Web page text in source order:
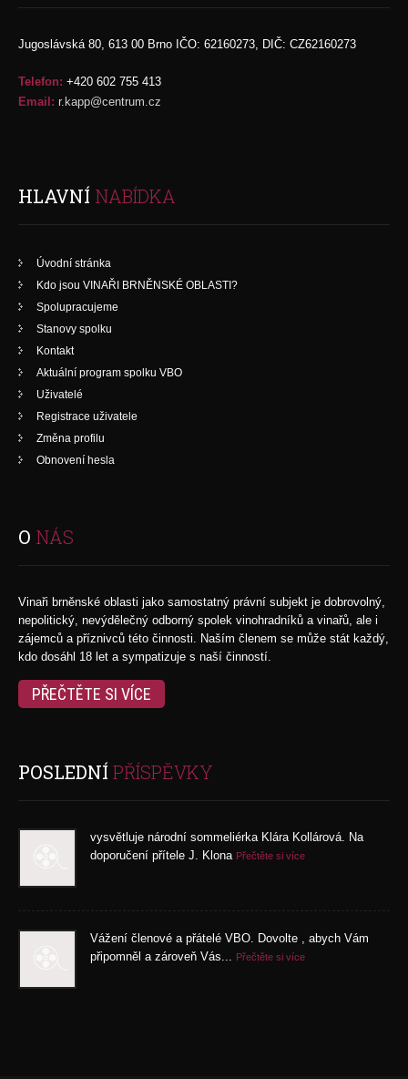
Jugoslávská 80, 613 00 Brno IČO: 62160273, DIČ: CZ62160273
Telefon: +420 602 755 413
Email: r.kapp@centrum.cz
HLAVNÍ NABÍDKA
Úvodní stránka
Kdo jsou VINAŘI BRNĚNSKÉ OBLASTI?
Spolupracujeme
Stanovy spolku
Kontakt
Aktuální program spolku VBO
Uživatelé
Registrace uživatele
Změna profilu
Obnovení hesla
O NÁS
Vinaři brněnské oblasti jako samostatný právní subjekt je dobrovolný,
nepolitický, nevýdělečný odborný spolek vinohradníků a vinařů, ale i
zájemců a příznivců této činnosti. Naším členem se může stát každý,
kdo dosáhl 18 let a sympatizuje s naší činností.
PŘEČTĚTE SI VÍCE
POSLEDNÍ PŘÍSPĚVKY
vysvětluje národní sommeliérka Klára Kollárová. Na
doporučení přítele J. Klona Přečtěte si více
Vážení členové a přátelé VBO. Dovolte , abych Vám
připomněl a zároveň Vás...
Přečtěte si více